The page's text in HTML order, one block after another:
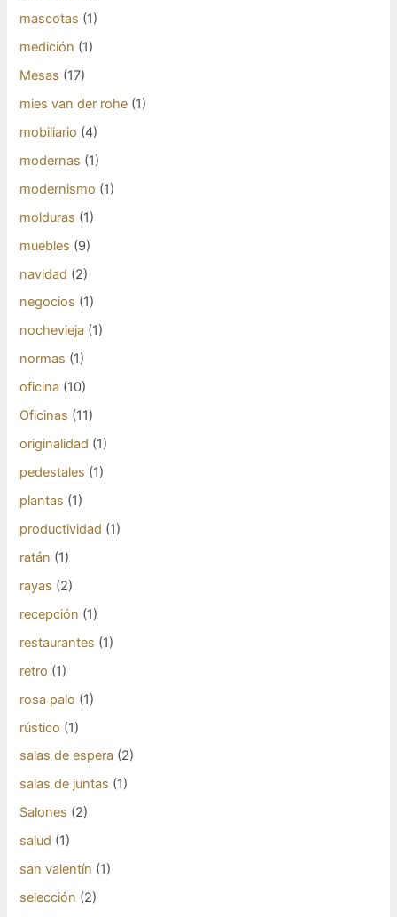
mascotas (1)
medición (1)
Mesas (17)
mies van der rohe (1)
mobiliario (4)
modernas (1)
modernismo (1)
molduras (1)
muebles (9)
navidad (2)
negocios (1)
nochevieja (1)
normas (1)
oficina (10)
Oficinas (11)
originalidad (1)
pedestales (1)
plantas (1)
productividad (1)
ratán (1)
rayas (2)
recepción (1)
restaurantes (1)
retro (1)
rosa palo (1)
rústico (1)
salas de espera (2)
salas de juntas (1)
Salones (2)
salud (1)
san valentín (1)
selección (2)